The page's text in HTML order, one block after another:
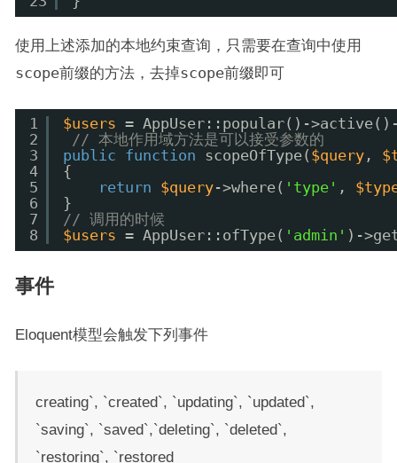
使用上述添加的本地约束查询，只需要在查询中使用
scope前缀的方法，去掉scope前缀即可
1
2
3
4
5
6
7
8
$users = AppUser::popular()-
// 本地作用域方法是可以接受参数的
public
function scopeOfType( $query ,
{
return
$query->where( 'type' ,
}
// 调用的时候
$users = AppUser::ofType( 'admin' )-
事件
Eloquent模型会触发下列事件
creating`, `created`, `updating`, `updated`,
`saving`, `saved`,`deleting`, `deleted`,
`restoring`, `restored